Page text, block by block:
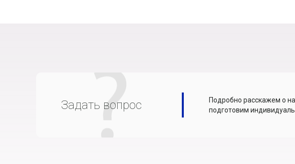
Задать вопрос
Подробно расскажем о
подготовим